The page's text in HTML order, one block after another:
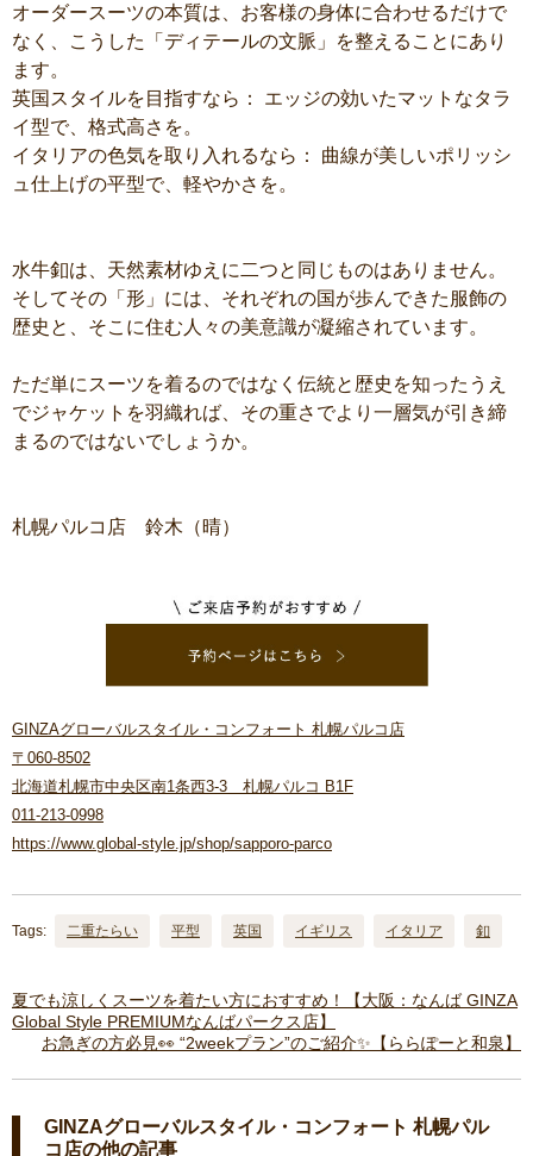
オーダースーツの本質は、お客様の身体に合わせるだけで
なく、こうした「ディテールの文脈」を整えることにあり
ます。
英国スタイルを目指すなら： エッジの効いたマットなタラ
イ型で、格式高さを。
イタリアの色気を取り入れるなら： 曲線が美しいポリッシ
ュ仕上げの平型で、軽やかさを。
水牛釦は、天然素材ゆえに二つと同じものはありません。
そしてその「形」には、それぞれの国が歩んできた服飾の
歴史と、そこに住む人々の美意識が凝縮されています。
ただ単にスーツを着るのではなく伝統と歴史を知ったうえ
でジャケットを羽織れば、その重さでより一層気が引き締
まるのではないでしょうか。
札幌パルコ店 鈴木（晴）
GINZAグローバルスタイル・コンフォート 札幌パルコ店
〒060-8502
北海道札幌市中央区南1条西3-3 札幌パルコ B1F
011-213-0998
https://www.global-style.jp/shop/sapporo-parco
Tags: 二重たらい 平型 英国 イギリス イタリア 釦
夏でも涼しくスーツを着たい方におすすめ！【大阪：なんば GINZA
Global Style PREMIUMなんばパークス店】
お急ぎの方必見👀 “2weekプラン”のご紹介✨【ららぽーと和泉】
GINZAグローバルスタイル・コンフォート 札幌パル
コ店の他の記事